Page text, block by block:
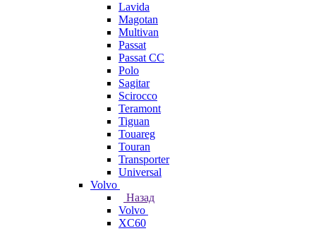
Lavida
Magotan
Multivan
Passat
Passat CC
Polo
Sagitar
Scirocco
Teramont
Tiguan
Touareg
Touran
Transporter
Universal
Volvo
Назад
Volvo
XC60